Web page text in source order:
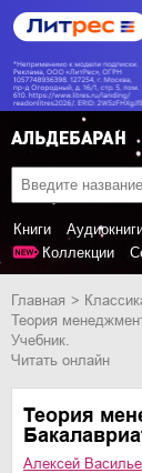
Книги
Коллекции
Главная
Теория менеджмента. (Аспирантура, Бакалавриат, Магистратура).
Учебник.
Читать онлайн
Теория
Алексей